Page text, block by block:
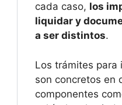
cada caso, los
liquidar y
a ser distintos.
Los trámites para
son concretos en
componentes